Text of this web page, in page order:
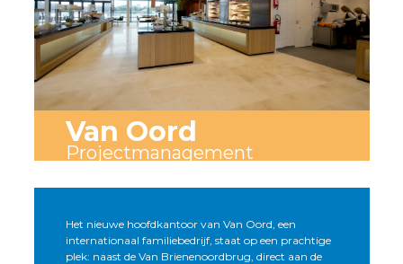
Van Oord
Projectmanagement
Het nieuwe hoofdkantoor van Van Oord, een
internationaal familiebedrijf, staat op een prachtige
plek: naast de Van Brienenoordbrug, direct aan de